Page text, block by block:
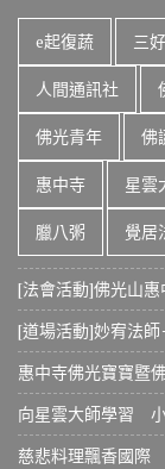
e起復蔬 三
人間通訊社
佛光青年 佛
惠中寺 星雲
臘八粥 覺居
[法會活動]佛光山
[道場活動]妙宥法
惠中寺佛光寶寶暨
向星雲大師學習
慈悲料理飄香國際